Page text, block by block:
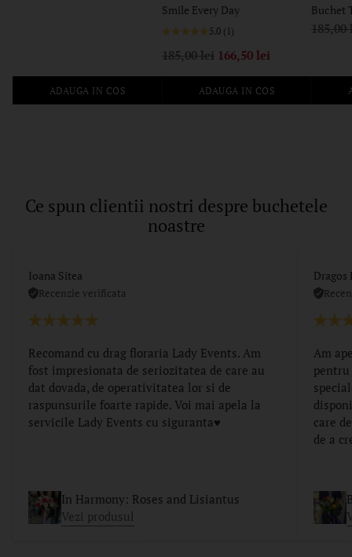
ADAUGA IN COS
Cantitate
Smile Every Day
5.0 (1)
Pret
185,00 lei 166,50 lei
ADAUGA IN COS
Cantitate
Buchet
Pret
185,00
Ce spun clientii nostri despre buchetele
noastre
Ioana Sitea
Recenzie verificata
Recomand cu drag floraria Lady Events. Am
fost impresionata de seriozitatea de care au
dat dovada, de operativitatea lor si de
raspunsurile foarte rapide. Voi mai apela la
servicile Lady Events cu siguranta♥️
In Harmony: Roses and Lisiantus
Vezi produsul
Dragos
Am
pentru
care
de a